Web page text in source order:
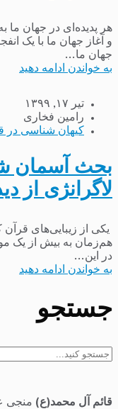
هر پدیده‌ای در جهان ما
و آغاز جهان ما با یک
جهان ما...
به خواندن ادامه دهید
تیر ۱۷, ۱۳۹۹
رامین فخاری
کیهان شناسی در
بحث آسمان
لاگرانژی از
یکی از زیبایی‌های
هم‌زمان به بیش از یک
در این...
به خواندن ادامه دهید
جستجو
جستجو
قائم آل محمد(ع) منجی